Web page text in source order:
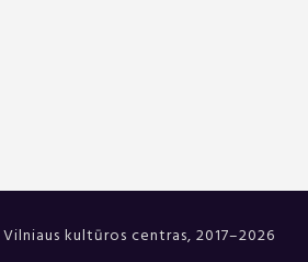
kultūros centras, 2017–2026